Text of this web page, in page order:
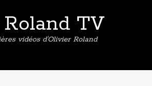
TV
vidéos d'Olivier Roland